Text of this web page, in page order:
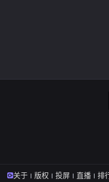
关于 版权 投屏 直播 排